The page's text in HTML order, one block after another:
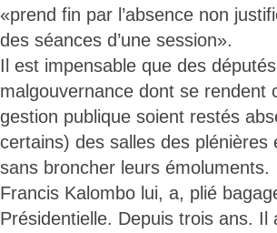
«prend fin par l’absence non
des séances d’une session».
Il est impensable que des
malgouvernance dont se rendent
gestion publique soient restés
certains) des salles des
sans broncher leurs émoluments.
Francis Kalombo lui, a, plié
Présidentielle. Depuis trois ans.